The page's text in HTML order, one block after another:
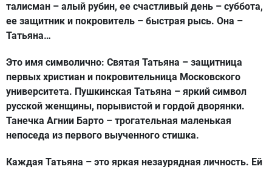
талисман – алый рубин, ее счастливый день – суббота,
ее защитник и покровитель – быстрая рысь. Она –
Татьяна…
Это имя символично: Святая Татьяна – защитница
первых христиан и покровительница Московского
университета. Пушкинская Татьяна – яркий символ
русской женщины, порывистой и гордой дворянки.
Танечка Агнии Барто – трогательная маленькая
непоседа из первого выученного стишка.
Каждая Татьяна – это яркая незаурядная личность. Ей